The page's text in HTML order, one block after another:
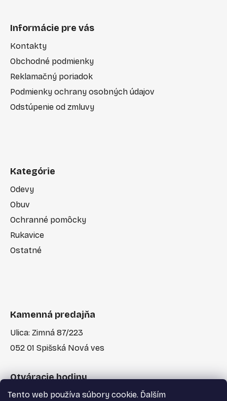
Tento web používa súbory cookie. Ďalším
Informácie pre vás
Kontakty
Obchodné podmienky
Reklamačný poriadok
Podmienky ochrany osobných údajov
Odstúpenie od zmluvy
Kategórie
Odevy
Obuv
Ochranné pomôcky
Rukavice
Ostatné
Kamenná predajňa
Ulica: Zimná 87/223
052 01 Spišská Nová ves
Otváracie hodiny
Po-Pia: 7:30 - 17:00